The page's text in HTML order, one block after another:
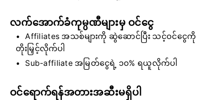
လက်အောက်ခံကုမ္ပဏီများမှ ဝင်ငွေ
Affiliates အသစ်များကို ဆွဲဆောင်ပြီး သင့်ဝင်ငွေကို
တိုးမြှင့်လိုက်ပါ
Sub-affiliate အမြတ်ငွေရဲ့ ၁၀% ရယူလိုက်ပါ
ဝင်ရောက်ရန်အတားအဆီးမရှိပါ